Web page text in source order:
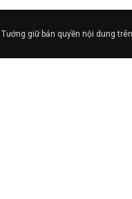
giữ bản quyền nội dung